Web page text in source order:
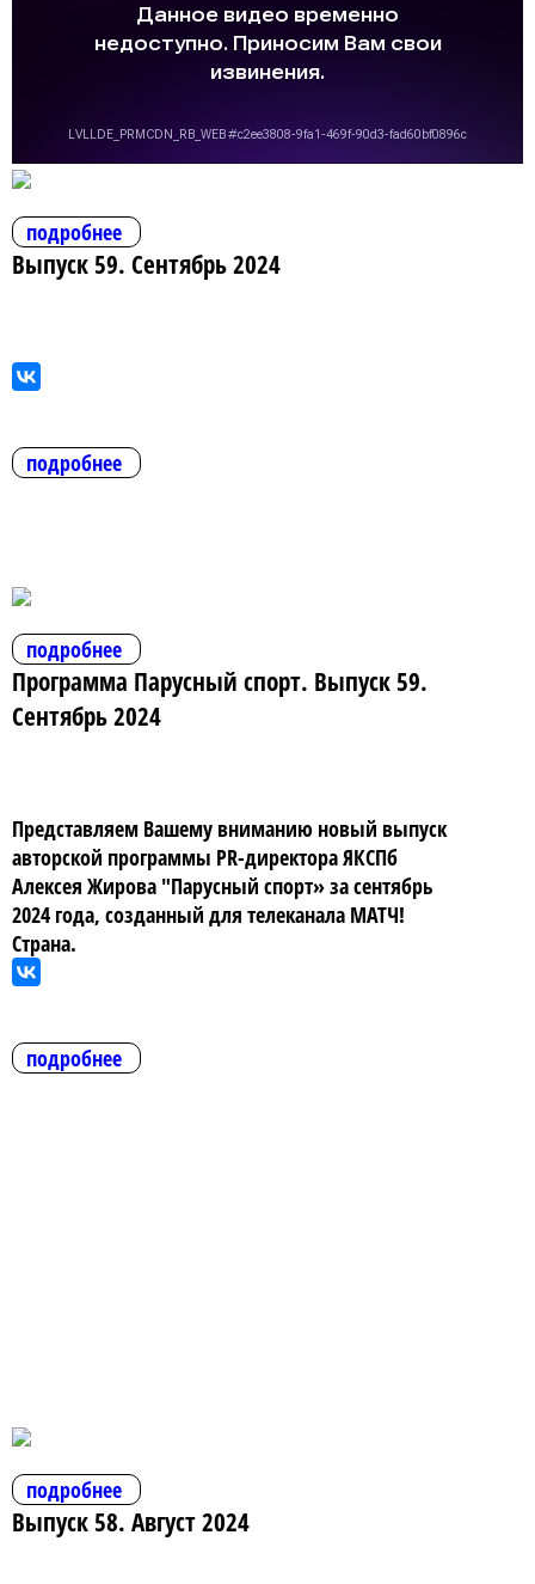
подробнее
Выпуск 59. Сентябрь 2024
подробнее
подробнее
Программа Парусный спорт. Выпуск 59.
Сентябрь 2024
Представляем Вашему вниманию новый выпуск
авторской программы PR-директора ЯКСПб
Алексея Жирова "Парусный спорт» за сентябрь
2024 года, созданный для телеканала МАТЧ!
Страна.
подробнее
подробнее
Выпуск 58. Август 2024